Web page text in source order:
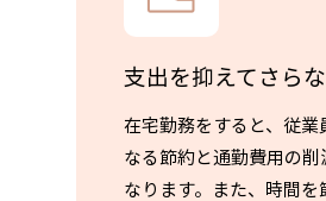
支出を抑えてさら
在宅勤務をすると、従業
なる節約と通勤費用の削
なります。また、時間を